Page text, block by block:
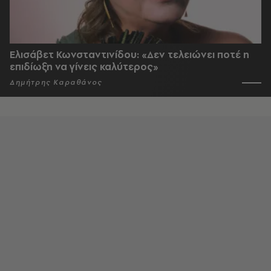
Ελισάβετ Κωνσταντινίδου: «Δεν τελειώνει ποτέ η
επιδίωξη να γίνεις καλύτερος»
Δημήτρης Καραθάνος